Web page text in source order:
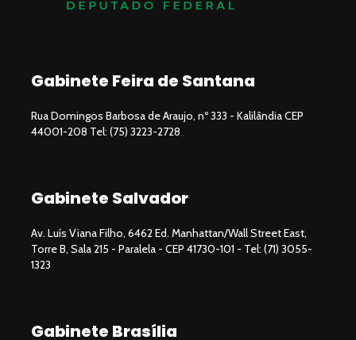
Gabinete Feira de Santana
Rua Domingos Barbosa de Araujo, nº 333 - Kalilândia CEP
44001-208 Tel: (75) 3223-2728
Gabinete Salvador
Av. Luís Viana Filho, 6462 Ed. Manhattan/Wall Street East,
Torre B, Sala 215 - Paralela - CEP 41730-101 - Tel: (71) 3055-
1323
Gabinete Brasília